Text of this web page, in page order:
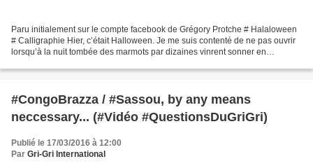
Paru initialement sur le compte facebook de Grégory Protche # Halaloween
# Calligraphie Hier, c’était Halloween. Je me suis contenté de ne pas ouvrir
lorsqu’à la nuit tombée des marmots par dizaines vinrent sonner en
#CongoBrazza / #Sassou, by any means
neccessary... (#Vidéo #QuestionsDuGriGri)
Publié le 17/03/2016 à 12:00
Par Gri-Gri International